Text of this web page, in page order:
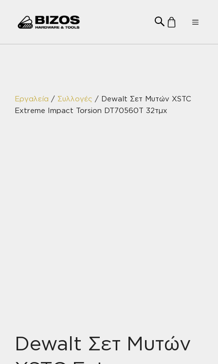
Menu
Εργαλεία / Συλλογές / Dewalt Σετ Μυτών XSTC
Extreme Impact Torsion DT70560T 32τμχ
Dewalt Σετ Μυτών